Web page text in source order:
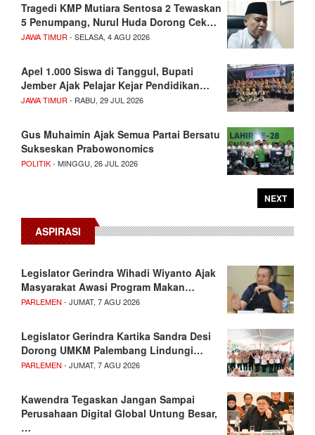
Tragedi KMP Mutiara Sentosa 2 Tewaskan
5 Penumpang, Nurul Huda Dorong Cek…
JAWA TIMUR - SELASA, 4 AGU 2026
Apel 1.000 Siswa di Tanggul, Bupati
Jember Ajak Pelajar Kejar Pendidikan…
JAWA TIMUR - RABU, 29 JUL 2026
Gus Muhaimin Ajak Semua Partai Bersatu
Sukseskan Prabowonomics
POLITIK- MINGGU, 26 JUL 2026
NEXT
ASPIRASI
Legislator Gerindra Wihadi Wiyanto Ajak
Masyarakat Awasi Program Makan…
PARLEMEN - JUMAT, 7 AGU 2026
Legislator Gerindra Kartika Sandra Desi
Dorong UMKM Palembang Lindungi…
PARLEMEN - JUMAT, 7 AGU 2026
Kawendra Tegaskan Jangan Sampai
Perusahaan Digital Global Untung Besar,
…